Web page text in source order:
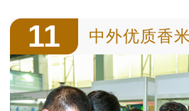
11 中外优质香